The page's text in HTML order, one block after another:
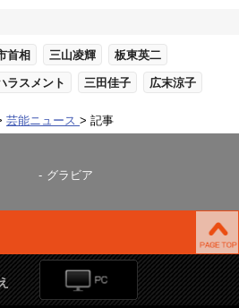
首相 三山凌輝 板東英二
ラスメント 三田佳子 広末涼子
芸能ニュース 記事
グラビア